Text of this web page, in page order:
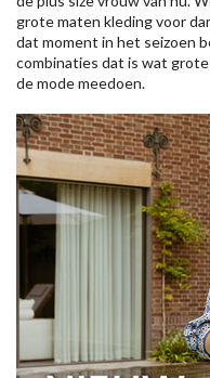
grote maten kleding voor
dat moment in het seizoen
combinaties dat is wat
de mode meedoen.